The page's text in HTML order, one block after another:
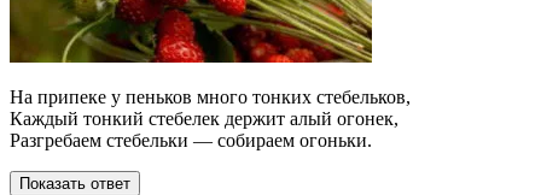
На припеке у пеньков много тонких стебельков,
Каждый тонкий стебелек держит алый огонек,
Разгребаем стебельки — собираем огоньки.
Показать ответ